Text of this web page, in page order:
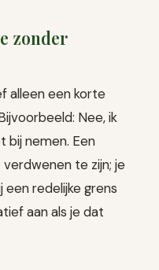
zonder
alleen een korte
Nee, ik
bij nemen. Een
te zijn; je
redelijke grens
aan als je dat